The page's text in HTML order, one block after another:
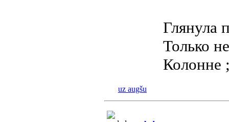
Глянула
Только
Колонне
uz augšu